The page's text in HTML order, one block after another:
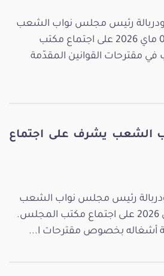
رئيس مجلس نواب الشعب
صباح اليوم الخميس 07 ماي 2026 على اجتماع مكتب
مقترحات القوانين المقدّمة
الشعب يشرف على اجتماع
رئيس مجلس نواب الشعب
اليوم الأربعاء 18 فيفري 2026 على اجتماع مكتب المجلس.
أشغاله بخصوص مقترحات ا...